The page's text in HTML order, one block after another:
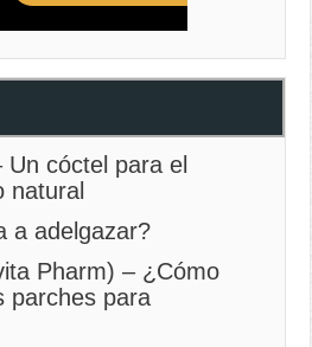
cóctel para el
natural
a adelgazar?
Pharm) – ¿Cómo
parches para